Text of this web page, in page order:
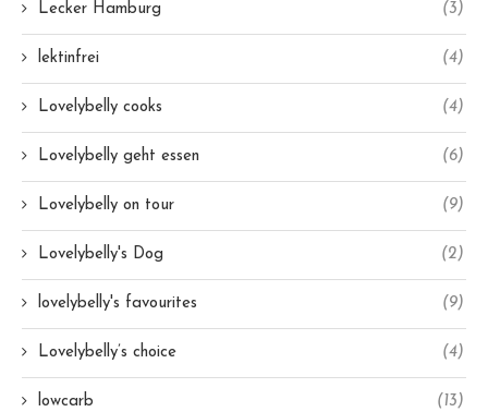
Lecker Hamburg (3)
lektinfrei (4)
Lovelybelly cooks (4)
Lovelybelly geht essen (6)
Lovelybelly on tour (9)
Lovelybelly's Dog (2)
lovelybelly's favourites (9)
Lovelybelly’s choice (4)
lowcarb (13)